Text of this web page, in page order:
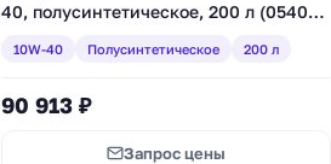
40, полусинтетическое, 200 л (0540
10W-40 Полусинтетическое 200 л
90 913 ₽
Запрос цены